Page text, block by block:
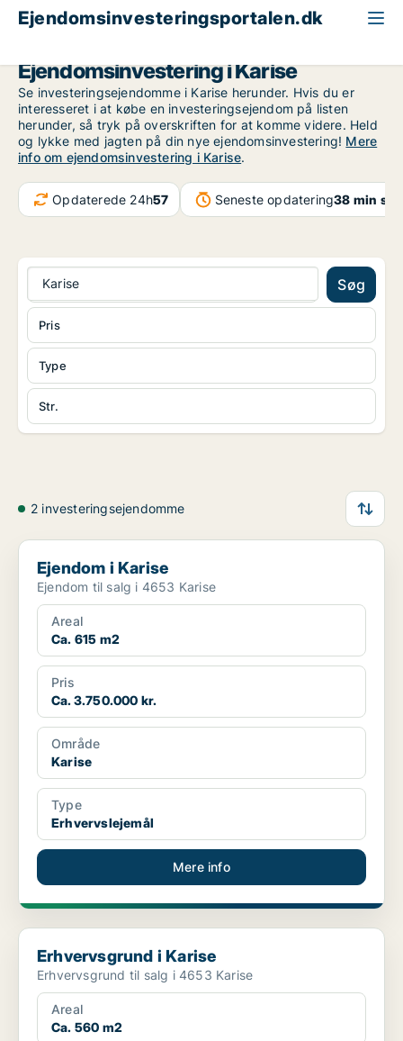
Ejendomsinvesteringsportalen.dk
Ejendomsinvestering i Karise
Se investeringsejendomme i Karise herunder. Hvis du er
interesseret i at købe en investeringsejendom på listen
herunder, så tryk på overskriften for at komme videre. Held
og lykke med jagten på din nye ejendomsinvestering! Mere
info om ejendomsinvestering i Karise.
Opdaterede 24h57 Seneste opdatering38 min
Karise Søg
Type
Str.
Pris
2 investeringsejendomme
Ejendom i Karise
Ejendom i Karise
Ejendom til salg i 4653 Karise
Areal
Ca. 615 m2
Pris
Ca. 3.750.000 kr.
Område
Karise
Type
Erhvervslejemål
Mere info
Erhvervsgrund i Karise
Erhvervsgrund i Karise
Erhvervsgrund til salg i 4653 Karise
Areal
Ca. 560 m2